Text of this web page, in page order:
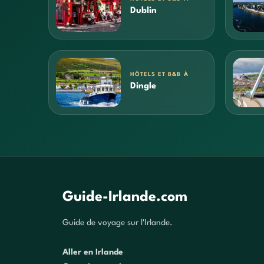
Dublin
HÔTELS ET B&B À
Dingle
Guide-Irlande.com
Guide de voyage sur l'Irlande.
Aller en Irlande